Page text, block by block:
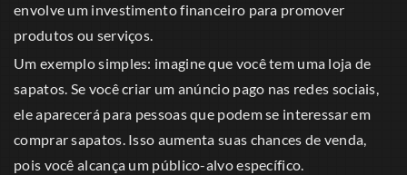
envolve um investimento financeiro para promover
produtos ou serviços.
Um exemplo simples: imagine que você tem uma loja de
sapatos. Se você criar um anúncio pago nas redes sociais,
ele aparecerá para pessoas que podem se interessar em
comprar sapatos. Isso aumenta suas chances de venda,
pois você alcança um público-alvo específico.